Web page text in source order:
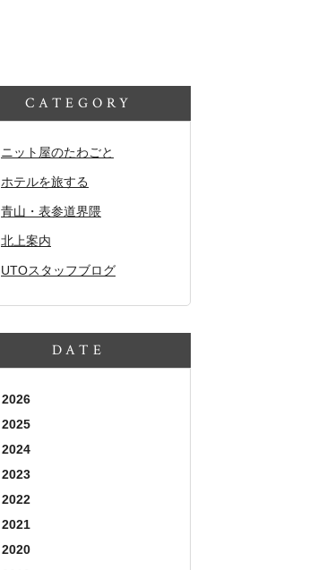
CATEGORY
ニット屋のたわごと
ホテルを旅する
青山・表参道界隈
北上案内
UTOスタッフブログ
DATE
2026
2025
2024
2023
2022
2021
2020